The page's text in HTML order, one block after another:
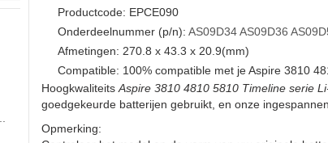
Productcode: EPCE090
Onderdeelnummer (p/n): AS09D34 AS09D36
Afmetingen: 270.8 x 43.3 x 20.9(mm)
Compatible: 100% compatible met je Aspire 3810
Hoogkwaliteits Aspire 3810 4810 5810 Timeline serie
goedgekeurde batterijen gebruikt, en onze
Opmerking: